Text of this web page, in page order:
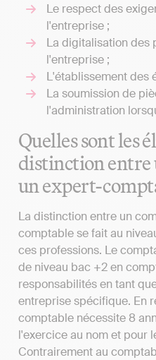
Le respect des
l'entreprise ;
La digitalisation des
l'entreprise ;
L'établissement des
La soumission de
l'administration
Quelles sont les
distinction entre
un expert-
La distinction entre un
comptable se fait au
ces professions. Le
de niveau bac +2 en
responsabilités en tant
entreprise spécifique. En
comptable nécessite 8
l'exercice au nom et pour
Contrairement au